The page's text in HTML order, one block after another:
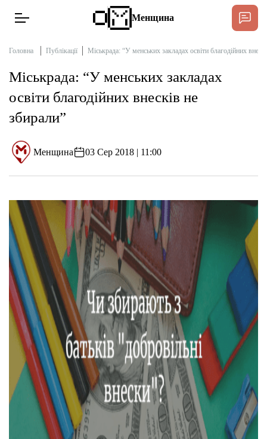
Новини
Інтерв’ю
Тексти
Про нас
Бюджет
Тендери
Довідник
Контакти
Рекламні прайси
Підтримати «місцевих»
Підтримати
Менщина
Головна Публікації Міськрада: “У менських закладах освіти благодійних
Міськрада: “У менських закладах
освіти благодійних внесків не
збирали”
Менщина 03 Сер 2018 | 11:00